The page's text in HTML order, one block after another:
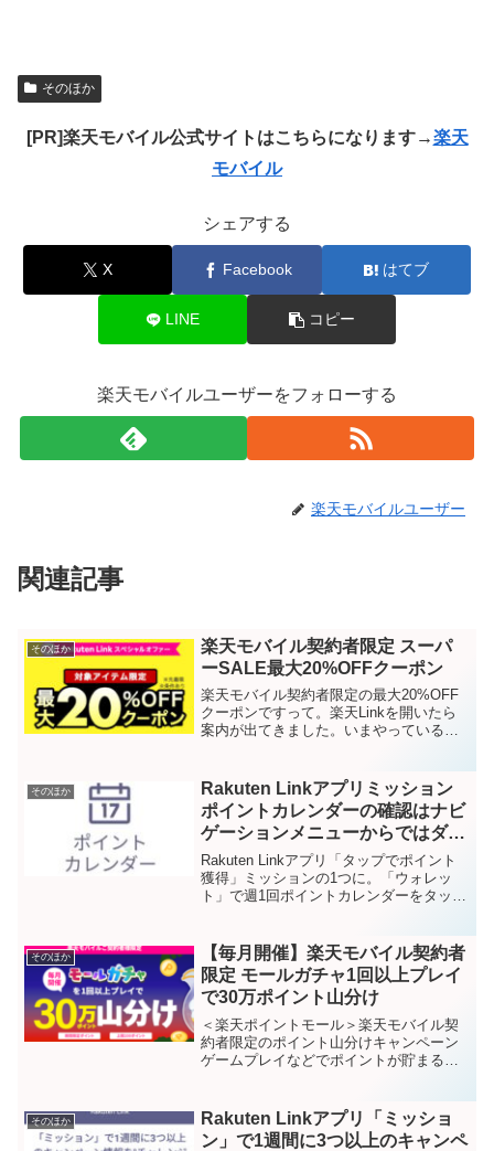
そのほか
[PR]楽天モバイル公式サイトはこちらになります→楽天
モバイル
シェアする
X Facebook はてブ
LINE コピー
楽天モバイルユーザーをフォローする
楽天モバイルユーザー
関連記事
そのほか
楽天モバイル契約者限定 スーパ
ーSALE最大20%OFFクーポン
楽天モバイル契約者限定の最大20%OFF
クーポンですって。楽天Linkを開いたら
案内が出てきました。いまやっているス
り）クーポン種類20%OFFクーポン先着
1,0...
そのほか
Rakuten Linkアプリミッション
ポイントカレンダーの確認はナビ
ゲーションメニューからではダ
メ？
Rakuten Linkアプリ「タップでポイント
獲得」ミッションの1つに。「ウォレッ
ト」で週1回ポイントカレンダーをタップ
認ではダメなよう？今週やってみたら、
それではポ...
そのほか
【毎月開催】楽天モバイル契約者
限定 モールガチャ1回以上プレイ
で30万ポイント山分け
＜楽天ポイントモール＞楽天モバイル契
約者限定のポイント山分けキャンペーン
ゲームプレイなどでポイントが貯まる楽
催、か。たぶん今月（2024年6月）はじま
ったものじゃないかと...
そのほか
Rakuten Linkアプリ「ミッショ
ン」で1週間に3つ以上のキャンペ